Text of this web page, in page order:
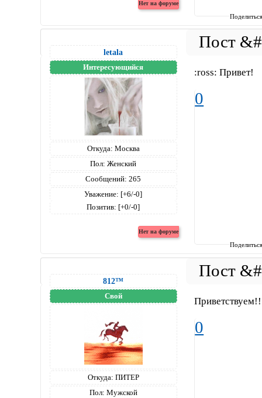
letala
Интересующийся
Откуда: Москва
Пол: Женский
Сообщений: 265
Уважение: [+6/-0]
Позитив: [+0/-0]
:ross: Привет!
0
812™
Свой
Откуда: ПИТЕР
Пол: Мужской
0